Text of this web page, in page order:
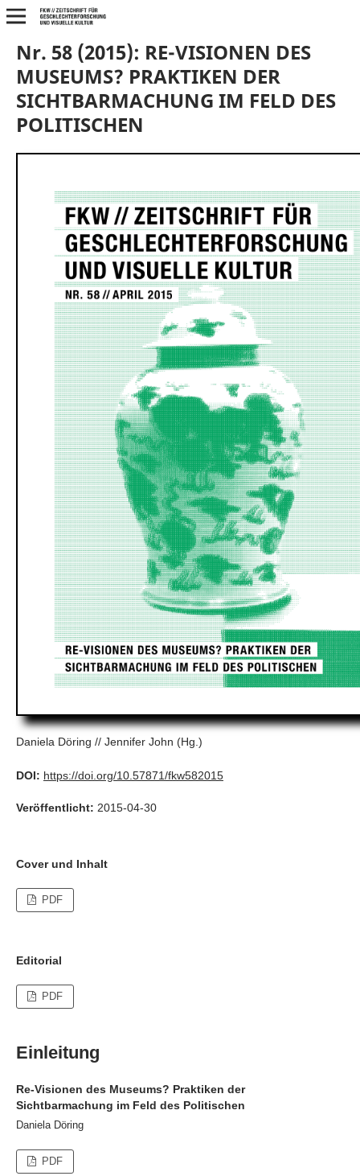
Nr. 58 (2015): RE-VISIONEN DES
MUSEUMS? PRAKTIKEN DER
SICHTBARMACHUNG IM FELD DES
POLITISCHEN
Daniela Döring // Jennifer John (Hg.)
DOI: https://doi.org/10.57871/fkw582015
Veröffentlicht: 2015-04-30
Cover und Inhalt
PDF
Editorial
PDF
Einleitung
Re-Visionen des Museums? Praktiken der
Sichtbarmachung im Feld des Politischen
Daniela Döring
PDF